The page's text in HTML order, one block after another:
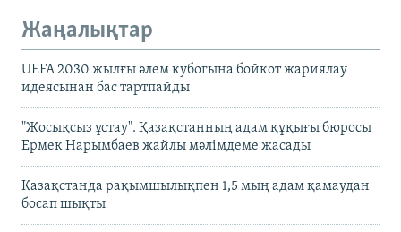
Жаңалықтар
UEFA 2030 жылғы әлем кубогына бойкот жариялау
идеясынан бас тартпайды
"Жосықсыз ұстау". Қазақстанның адам құқығы бюросы
Ермек Нарымбаев жайлы мәлімдеме жасады
Қазақстанда рақымшылықпен 1,5 мың адам қамаудан
босап шықты